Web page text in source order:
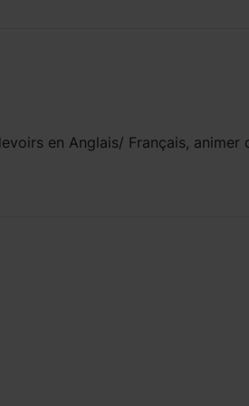
en Anglais/ Français, animer